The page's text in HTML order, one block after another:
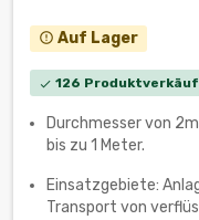
error_outline Auf Lager
check 126
Durchmesser von
bis zu 1 Meter.
Einsatzgebiete:
Transport von